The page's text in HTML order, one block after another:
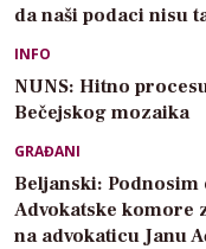
da naši podaci nisu
INFO
NUNS: Hitno
Bečejskog mozaika
GRAĐANI
Beljanski: Podnosim
Advokatske komore
na advokaticu Janu